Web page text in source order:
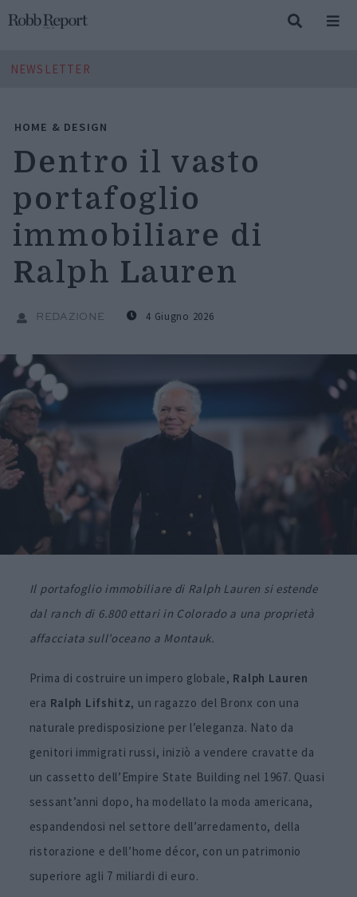
NEWSLETTER
HOME & DESIGN
Dentro il vasto
portafoglio
immobiliare di
Ralph Lauren
REDAZIONE 4 Giugno 2026
Il portafoglio immobiliare di Ralph Lauren si estende
dal ranch di 6.800 ettari in Colorado a una proprietà
affacciata sull’oceano a Montauk.
Prima di costruire un impero globale, Ralph Lauren
era Ralph Lifshitz, un ragazzo del Bronx con una
naturale predisposizione per l’eleganza. Nato da
genitori immigrati russi, iniziò a vendere cravatte da
un cassetto dell’Empire State Building nel 1967. Quasi
sessant’anni dopo, ha modellato la moda americana,
espandendosi nel settore dell’arredamento, della
ristorazione e dell’home décor, con un patrimonio
superiore agli 7 miliardi di euro.